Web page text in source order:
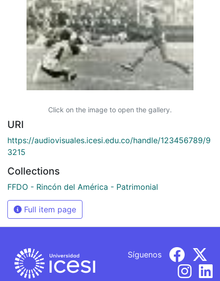
Click on the image to open the gallery.
URI
https://audiovisuales.icesi.edu.co/handle/123456789/9
3215
Collections
FFDO - Rincón del América - Patrimonial
Full item page
Síguenos